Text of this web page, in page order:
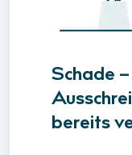
Schade
bereits